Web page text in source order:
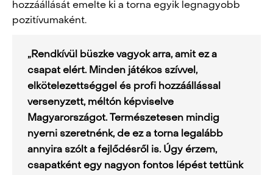
hozzáállását emelte ki a torna egyik legnagyobb
pozitívumaként.
„Rendkívül büszke vagyok arra, amit ez a
csapat elért. Minden játékos szívvel,
elkötelezettséggel és profi hozzáállással
versenyzett, méltón képviselve
Magyarországot. Természetesen mindig
nyerni szeretnénk, de ez a torna legalább
annyira szólt a fejlődésről is. Úgy érzem,
csapatként egy nagyon fontos lépést tettünk